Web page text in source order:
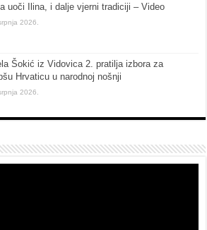
uoči Ilina, i dalje vjerni tradiciji – Video
2026.
Šokić iz Vidovica 2. pratilja izbora za
Hrvaticu u narodnoj nošnji
2026.